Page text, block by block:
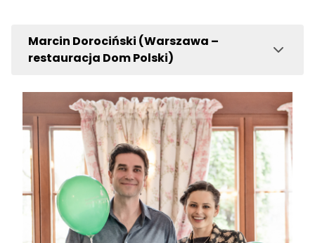
Marcin Dorociński (Warszawa –
restauracja Dom Polski)